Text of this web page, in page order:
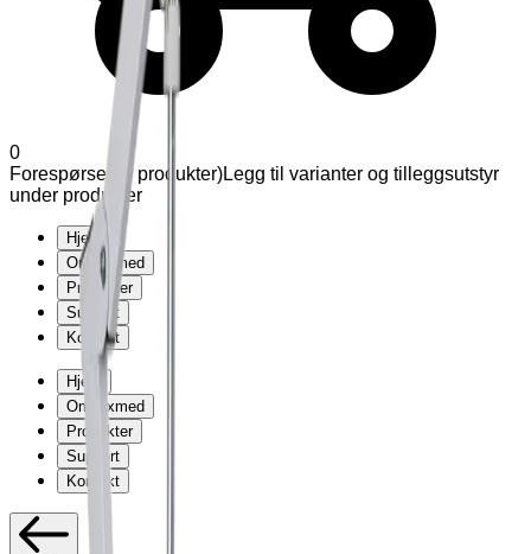
0
Forespørsel (
0 produkter)Legg til varianter og tilleggsutstyr
under produkter
Hjem
Om Exmed
Produkter
Support
Kontakt
Hjem
Om Exmed
Produkter
Support
Kontakt